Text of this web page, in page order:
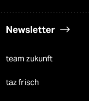
Newsletter
team zukunft
taz frisch